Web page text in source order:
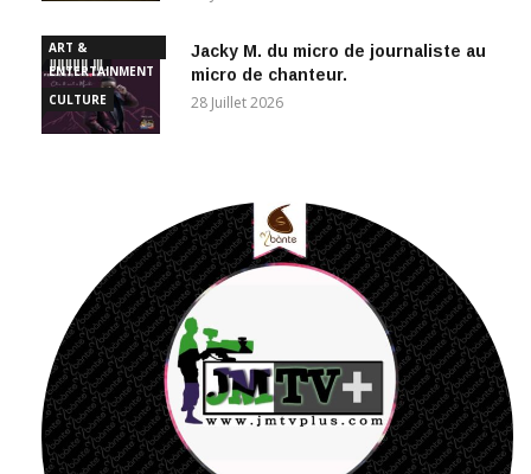
ART &
ENTERTAINMENT
CULTURE
Jacky M. du micro de journaliste au
micro de chanteur.
28 Juillet 2026